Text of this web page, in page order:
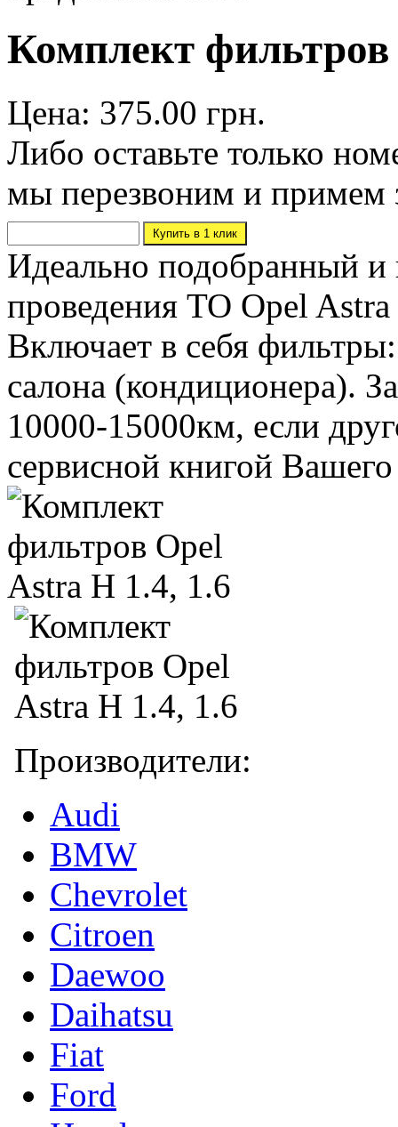
Комплект
Цена: 375.00 грн.
Либо оставьте только
мы перезвоним и примем
Идеально подобранный и
проведения ТО Opel
Включает в себя
салона (кондиционера).
10000-15000км, если
сервисной книгой
Производители:
Audi
BMW
Chevrolet
Citroen
Daewoo
Daihatsu
Fiat
Ford